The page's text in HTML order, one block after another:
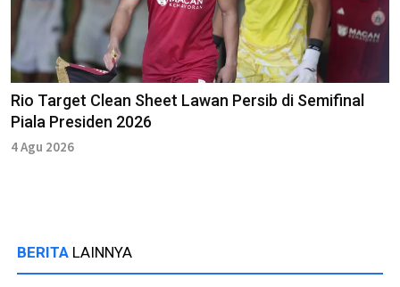
Rio Target Clean Sheet Lawan Persib di Semifinal
Piala Presiden 2026
4 Agu 2026
BERITA LAINNYA